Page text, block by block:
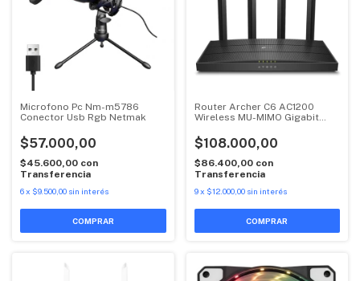
Microfono Pc Nm-m5786
Conector Usb Rgb Netmak
$57.000,00
$45.600,00 con
Transferencia
6x $9.500,00 sin interés
Router Archer C6 AC1200
Wireless MU-MIMO Gigabit
$108.000,00
$86.400,00 con
Transferencia
9 x $12.000,00 sin interés